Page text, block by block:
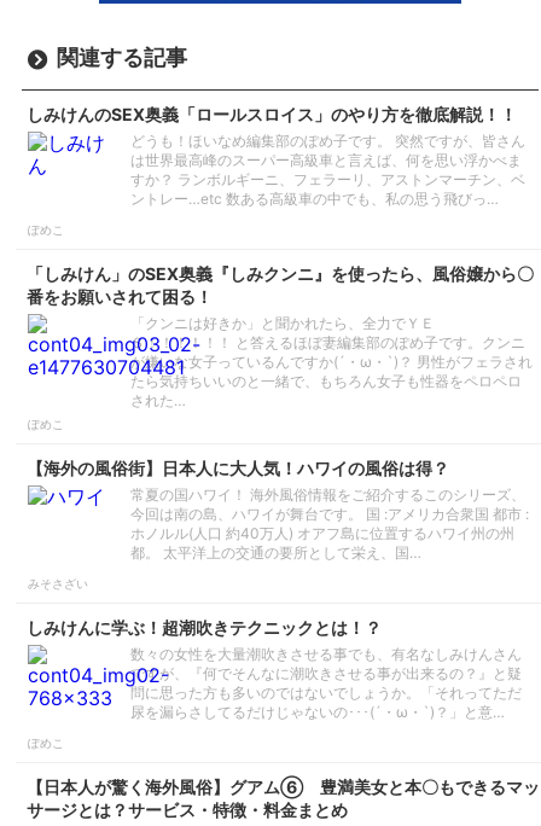
関連する記事
しみけんのSEX奥義「ロールスロイス」のやり方を徹底解説！！
どうも！ほいなめ編集部のぽめ子です。 突然ですが、皆さん
は世界最高峰のスーパー高級車と言えば、何を思い浮かべま
すか？ ランボルギーニ、フェラーリ、アストンマーチン、ベ
ントレー…etc 数ある高級車の中でも、私の思う飛びっ…
ぽめこ
「しみけん」のSEX奥義『しみクンニ』を使ったら、風俗嬢から〇
番をお願いされて困る！
「クンニは好きか」と聞かれたら、全力でＹＥ
Ｓ！！！！！！ と答えるほぼ妻編集部のぽめ子です。クンニ
が嫌いな女子っているんですか(´・ω・`)？ 男性がフェラされ
たら気持ちいいのと一緒で、もちろん女子も性器をペロペロ
された…
ぽめこ
【海外の風俗街】日本人に大人気！ハワイの風俗は得？
常夏の国ハワイ！ 海外風俗情報をご紹介するこのシリーズ、
今回は南の島、ハワイが舞台です。 国 :アメリカ合衆国 都市 :
ホノルル(人口 約40万人) オアフ島に位置するハワイ州の州
都。 太平洋上の交通の要所として栄え、国…
みそさざい
しみけんに学ぶ！超潮吹きテクニックとは！？
数々の女性を大量潮吹きさせる事でも、有名なしみけんさん
ですが、『何でそんなに潮吹きさせる事が出来るの？』と疑
問に思った方も多いのではないでしょうか。「それってただ
尿を漏らさしてるだけじゃないの･･･(´・ω・`)？」と意…
ぽめこ
【日本人が驚く海外風俗】グアム⑥ 豊満美女と本〇もできるマッ
サージとは？サービス・特徴・料金まとめ